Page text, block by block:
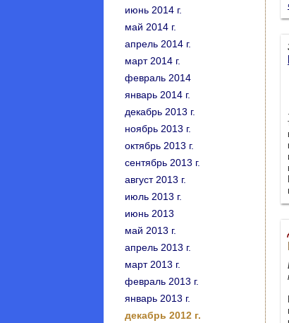
июнь 2014 г.
май 2014 г.
апрель 2014 г.
март 2014 г.
февраль 2014
январь 2014 г.
декабрь 2013 г.
ноябрь 2013 г.
октябрь 2013 г.
сентябрь 2013 г.
август 2013 г.
июль 2013 г.
июнь 2013
май 2013 г.
апрель 2013 г.
март 2013 г.
февраль 2013 г.
январь 2013 г.
декабрь 2012 г.